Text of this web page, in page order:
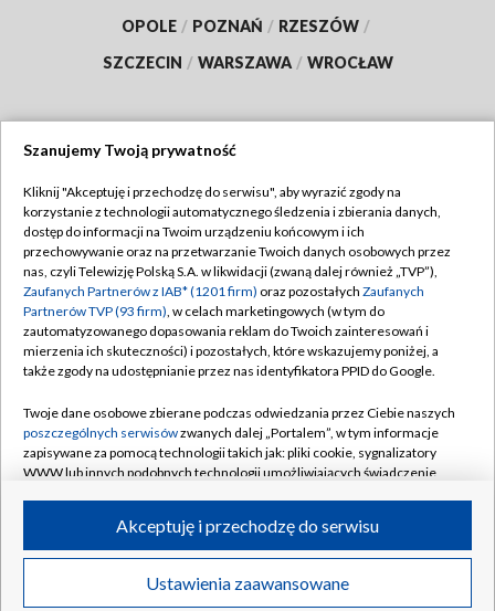
OPOLE / POZNAŃ / RZESZÓW /
SZCZECIN / WARSZAWA / WROCŁAW
TVP
Abonament TVP
Emisja w TVP
Centrum informacji TVP
Naziemna Telewizja Cyfrowa
Rada Programowa
System NOS
Informacje o nadawcy
Program dla prasy
Ogłoszenie przetargowe
Regulamin TVP
Polityka prywatności
Moje zgody
Pomoc
Kontakt
Kanały
©2026 Telewizja Polska S.A. w likwidacji
Szanujemy Twoją prywatność
Kliknij "Akceptuję i przechodzę do serwisu", aby wyrazić zgody na
korzystanie z technologii automatycznego śledzenia i zbierania danych,
dostęp do informacji na Twoim urządzeniu końcowym i ich
przechowywanie oraz na przetwarzanie Twoich danych osobowych przez
nas, czyli Telewizję Polską S.A. w likwidacji (zwaną dalej również „TVP”),
Zaufanych Partnerów z IAB* (1201 firm) oraz pozostałych Zaufanych
Partnerów TVP (93 firm), w celach marketingowych (w tym do
zautomatyzowanego dopasowania reklam do Twoich zainteresowań i
mierzenia ich skuteczności) i pozostałych, które wskazujemy poniżej, a
także zgody na udostępnianie przez nas identyfikatora PPID do Google.
Twoje dane osobowe zbierane podczas odwiedzania przez Ciebie naszych
poszczególnych serwisówzwanych dalej „Portalem”, w tym informacje
zapisywane za pomocą technologii takich jak: pliki cookie, sygnalizatory
WWW lub innych podobnych technologii umożliwiających świadczenie
ruchu w Internecie.
Twoje dane osobowe zbierane podczas odwiedzania przez Ciebie
poszczególnych serwisówna Portalu, takie jak adresy IP, identyfikatory
Ustawienia zaawansowane
Akceptuję i przechodzę do serwisu